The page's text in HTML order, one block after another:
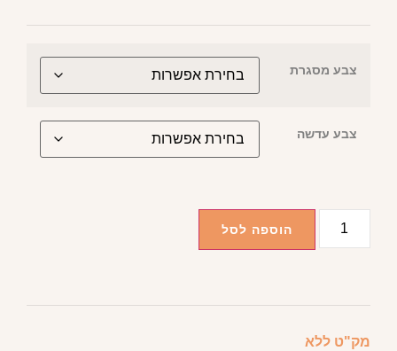
צבע מסגרת
צבע עדשה
הוספה לסל
מק"ט ללא